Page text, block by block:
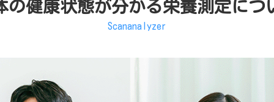
の健康状態が分かる栄養測定につ
Scananalyzer